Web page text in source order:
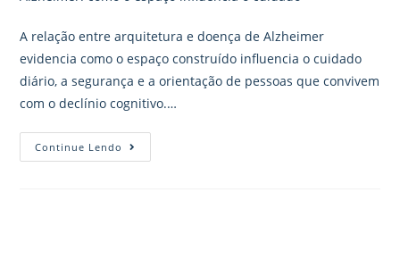
A relação entre arquitetura e doença de Alzheimer
evidencia como o espaço construído influencia o cuidado
diário, a segurança e a orientação de pessoas que convivem
com o declínio cognitivo.…
Continue Lendo